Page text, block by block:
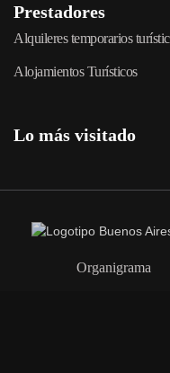
Prestadores
Alquileres temporarios
Alojamientos Turísticos
Lo más visitado
Organigrama